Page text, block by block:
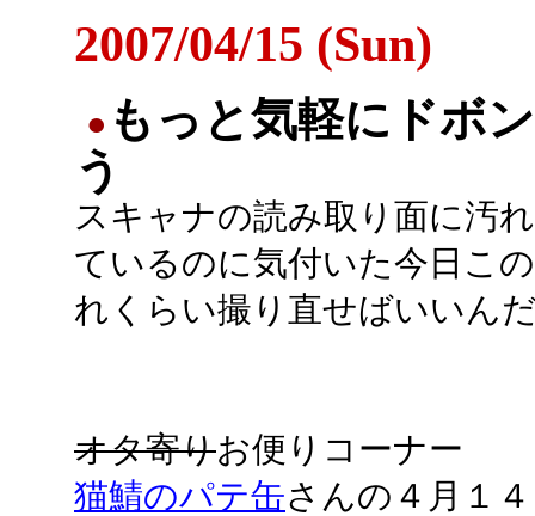
2007/04/15 (Sun)
● もっと気軽にドボ
う
スキャナの読み取り面に汚
ているのに気付いた今日こ
れくらい撮り直せばいいん
オタ寄りお便りコーナー
猫鯖のパテ缶さんの４月１